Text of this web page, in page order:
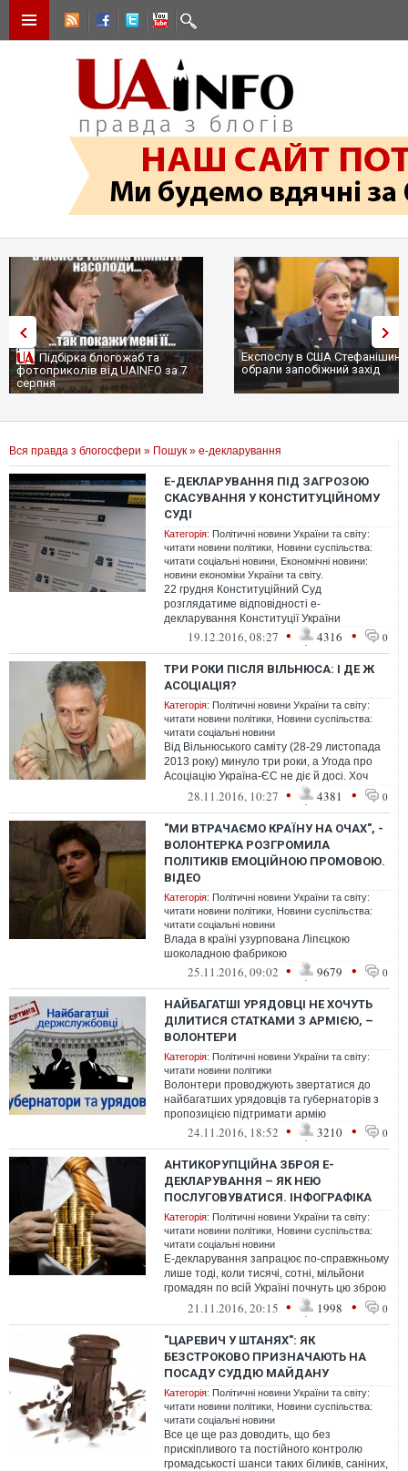
Підбірка блогожаб та
фотоприколів від UAINFO за 7
серпня
Експослу в США
обрали запобіжний захід
Вся правда з блогосфери » Пошук » е-декларування
Е-ДЕКЛАРУВАННЯ ПІД ЗАГРОЗОЮ
СКАСУВАННЯ У КОНСТИТУЦІЙНОМУ
СУДІ
Категорія: Політичні новини України та світу:
читати новини політики Новини суспільства:
читати соціальні новини Економічні новини:
новини економіки України та світу.
22 грудня Конституційний Суд
розглядатиме відповідності е-
декларування Конституції України
19.12.2016, 08:27 • 4316 • 0
ТРИ РОКИ ПІСЛЯ ВІЛЬНЮСА: І ДЕ Ж
АСОЦІАЦІЯ?
Категорія: Політичні новини України та світу:
читати новини політики Новини суспільства:
читати соціальні новини
Від Вільнюського саміту (28-29 листопада
2013 року) минуло три роки, а Угода про
Асоціацію Україна-ЄС не діє й досі. Хоч
усіма учасниками підписана, а...
28.11.2016, 10:27 • 4381 • 0
"МИ ВТРАЧАЄМО КРАЇНУ НА ОЧАХ", -
ВОЛОНТЕРКА РОЗГРОМИЛА
ПОЛІТИКІВ ЕМОЦІЙНОЮ ПРОМОВОЮ.
ВІДЕО
Категорія: Політичні новини України та світу:
читати новини політики Новини суспільства:
читати соціальні новини
Влада в країні узурпована Ліпєцкою
шоколадною фабрикою
25.11.2016, 09:02 • 9679 • 0
НАЙБАГАТШІ УРЯДОВЦІ НЕ ХОЧУТЬ
ДІЛИТИСЯ СТАТКАМИ З АРМІЄЮ, –
ВОЛОНТЕРИ
Категорія: Політичні новини України та світу:
читати новини політики
Волонтери проводжують звертатися до
найбагатших урядовців та губернаторів з
пропозицією підтримати армію
24.11.2016, 18:52 • 3210 • 0
АНТИКОРУПЦІЙНА ЗБРОЯ Е-
ДЕКЛАРУВАННЯ – ЯК НЕЮ
ПОСЛУГОВУВАТИСЯ. ІНФОГРАФІКА
Категорія: Політичні новини України та світу:
читати новини політики Новини суспільства:
читати соціальні новини
Е-декларування запрацює по-справжньому
лише тоді, коли тисячі, сотні, мільйони
громадян по всій Україні почнуть цю зброю
використовувати. Якщо, як і т...
21.11.2016, 20:15 • 1998 • 0
"ЦАРЕВИЧ У ШТАНЯХ": ЯК
БЕЗСТРОКОВО ПРИЗНАЧАЮТЬ НА
ПОСАДУ СУДДЮ МАЙДАНУ
Категорія: Політичні новини України та світу:
читати новини політики Новини суспільства:
читати соціальні новини
Все це ще раз доводить, що без
прискіпливого та постійного контролю
громадськості шанси таких біликів, саніних,